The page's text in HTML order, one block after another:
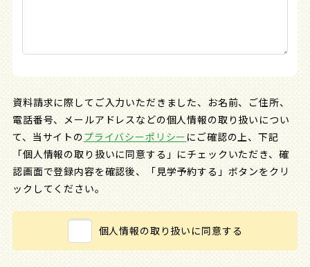
資料請求に際してご入力いただきました、お名前、ご住所、
電話番号、メールアドレスなどの個人情報の取り扱いについ
て、 当サイトのプライバシーポリシー にご確認の上、下記
「個人情報の取り扱いに同意する」にチェックいただき、 確
認画面で登録内容を確認後、「見学予約する」ボタンをクリ
ックしてください。
個人情報の取り扱いに同意する